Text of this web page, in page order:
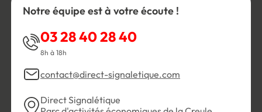
Notre équipe est à votre écoute !
03 28 40 28 40
8h à 18h
contact@direct-signaletique.com
Direct Signalétique